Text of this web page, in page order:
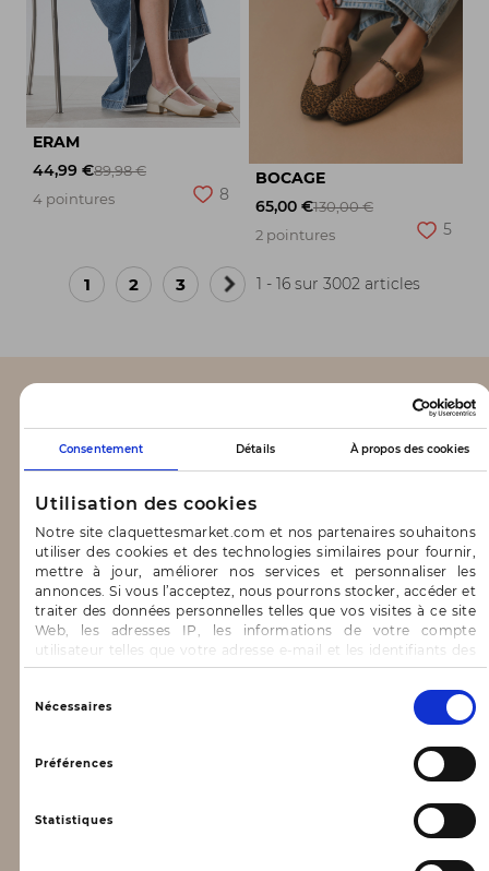
Consentement Détails À propos des cookies
Utilisation des cookies
Notre site claquettesmarket.com et nos partenaires souhaitons
utiliser des cookies et des technologies similaires pour fournir,
mettre à jour, améliorer nos services et personnaliser les
annonces. Si vous l’acceptez, nous pourrons stocker, accéder et
traiter des données personnelles telles que vos visites à ce site
Web, les adresses IP, les informations de votre compte
utilisateur telles que votre adresse e-mail et les identifiants des
cookies.
Vous avez le choix d’« Accepter » pour consentir à ces
utilisations, de « Refuser » pour vous y opposer ou
de sélectionner vos préférences concernant chaque catégorie
de cookie en cliquant sur « Valider la sélection » pour valider vos
options. Vous pouvez à tout moment modifier vos préférences
Nécessaires
Préférences
Statistiques
ERAM
44,99 €89,98 €
4 pointures
8
BOCAGE
65,00 €130,00 €
2 pointures
5
1 2 3
Page
1 - 16 sur 3002 articles
CLAQUETTES MARKET
Blog
CONTACT & AIDE
FAQ
Nous contacter
INFORMATIONS
Mentions légales
Données personnelles, vie privée